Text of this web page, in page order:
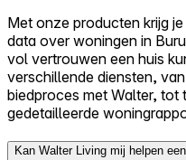
Met onze producten krijg
data over woningen in
vol vertrouwen een huis
verschillende diensten,
biedproces met Walter,
gedetailleerde
Kan Walter Living mij helpen